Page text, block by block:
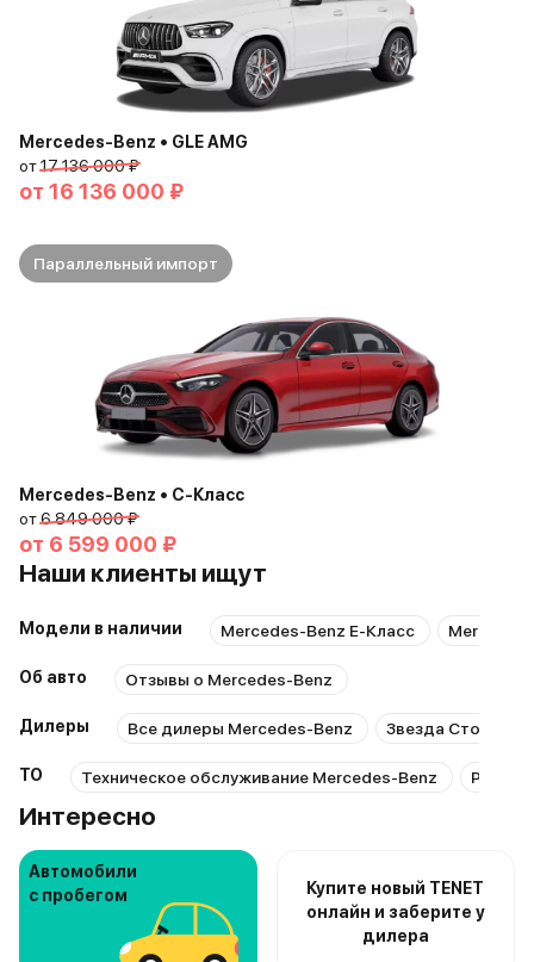
Mercedes-Benz • GLE AMG
от17 136 000 ₽
от 16 136 000 ₽
Параллельный импорт
Mercedes-Benz • C-Класс
от6 849 000 ₽
от 6 599 000 ₽
Наши клиенты ищут
Модели в наличии Mercedes-Benz E-Класс
Об авто Отзывы о Mercedes-Benz
Дилеры Все дилеры Mercedes-Benz Звезда Столицы
ТО Техническое обслуживание Mercedes-Benz
Интересно
Автомобили
с пробегом
Купите новый TENET
онлайн и заберите у
дилера